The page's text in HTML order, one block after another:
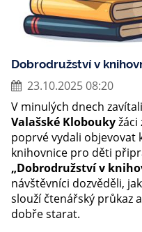
Dobrodružství v
23.10.2025 08:20
V minulých dnech
Valašské Kloboukyžáci
poprvé vydali objevovat
knihovnice pro děti
„Dobrodružství v
návštěvníci dozvěděli,
slouží čtenářský průkaz
dobře starat.